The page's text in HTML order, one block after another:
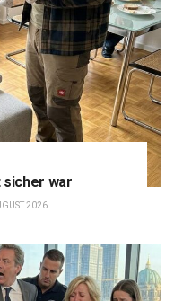
sicher war
2026